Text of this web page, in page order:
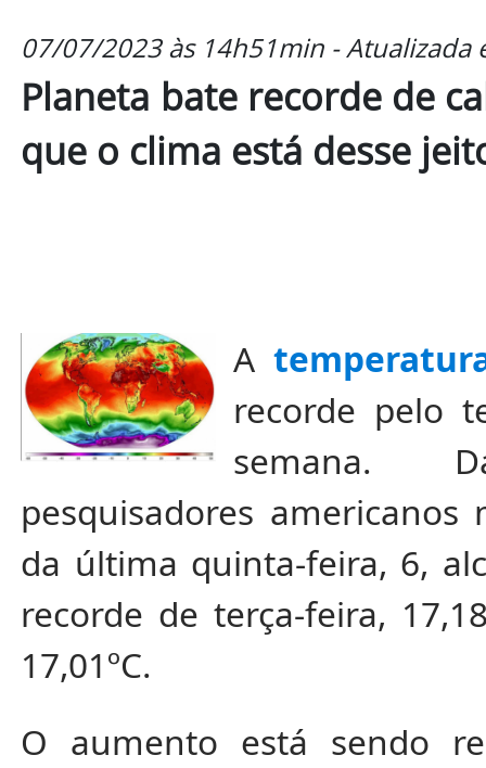
07/07/2023 às 14h51min -
Planeta bate recorde de
que o clima está desse
A
recorde pelo
semana.
pesquisadores
da última quinta-feira, 6,
recorde de terça-feira,
17,01ºC.
O aumento está sendo